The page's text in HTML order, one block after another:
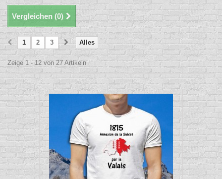
Vergleichen (0)
Alles
1 2 3
Zeige 1 - 12 von 27 Artikeln